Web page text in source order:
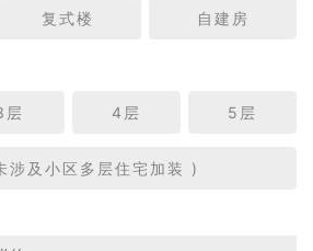
复式楼 自建房
层 4层 5层
涉及小区多层住宅加装 )